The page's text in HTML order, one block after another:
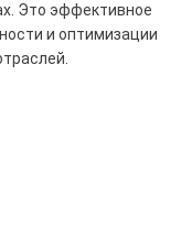
Это эффективное
и оптимизации